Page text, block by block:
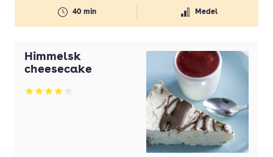
40 min Medel
Himmelsk
cheesecake
Betyg: 3.87 av 5